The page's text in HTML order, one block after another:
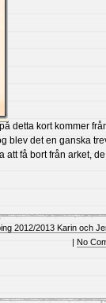
detta kort kommer
blev det en ganska
att få bort från arket,
2012/2013 Karin och
| No